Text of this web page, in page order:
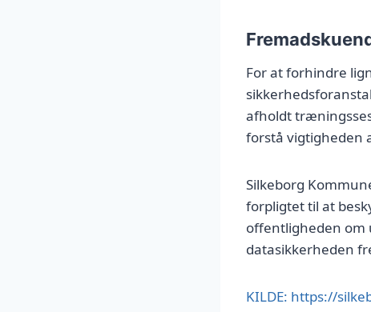
For at forhindre
afholdt
forstå vigtigheden
Silkeborg
forpligtet til at
offentligheden om
datasikkerheden
KILDE: https://